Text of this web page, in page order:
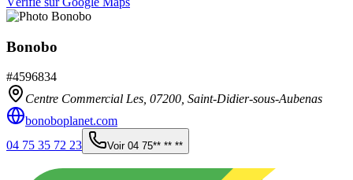
Bonobo
#4596834
Centre Commercial Les, 07200, Saint-Didier-sous-Aubenas
bonoboplanet.com
04 75 35 72 23
Voir 04 75** ** **